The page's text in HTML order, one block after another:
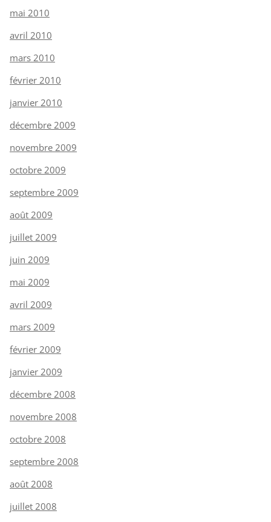
mai 2010
avril 2010
mars 2010
février 2010
janvier 2010
décembre 2009
novembre 2009
octobre 2009
septembre 2009
août 2009
juillet 2009
juin 2009
mai 2009
avril 2009
mars 2009
février 2009
janvier 2009
décembre 2008
novembre 2008
octobre 2008
septembre 2008
août 2008
juillet 2008